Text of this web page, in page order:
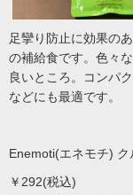
足攣り防止に効果の
の補給食です。色々
良いところ。コンパ
などにも最適です。
Enemoti(エネモチ) ク
￥292(税込)